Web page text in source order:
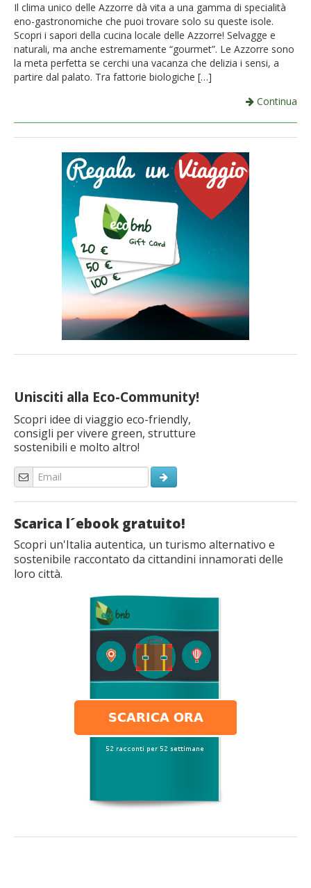
Il clima unico delle Azzorre dà vita a una gamma di specialità
eno-gastronomiche che puoi trovare solo su queste isole.
Scopri i sapori della cucina locale delle Azzorre! Selvagge e
naturali, ma anche estremamente “gourmet”. Le Azzorre sono
la meta perfetta se cerchi una vacanza che delizia i sensi, a
partire dal palato. Tra fattorie biologiche […]
Continua
Unisciti alla Eco-Community!
Scopri idee di viaggio eco-friendly,
consigli per vivere green, strutture
sostenibili e molto altro!
Scarica l´ebook gratuito!
Scopri un'Italia autentica, un turismo alternativo e
sostenibile raccontato da cittandini innamorati delle
loro città.